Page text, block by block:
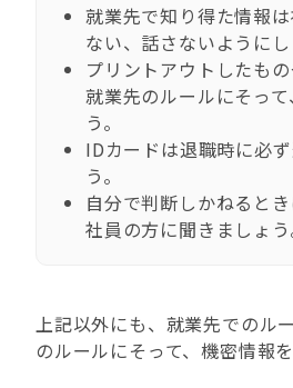
就業先で知り得た情報
ない、話さないようにし
プリントアウトしたも
就業先のルールにそっ
う。
IDカードは退職時に必
う。
自分で判断しかねると
社員の方に聞きましょう
上記以外にも、就業先でのル
のルールにそって、機密情報